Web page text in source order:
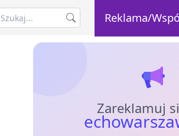
Reklama/
Zareklamuj